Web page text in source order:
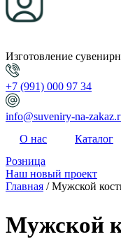
Изготовление
+7 (991) 000 97 34
info@suveniry-na-
О нас
Каталог
Розница
Наш новый проект
Главная / Мужской
Мужской